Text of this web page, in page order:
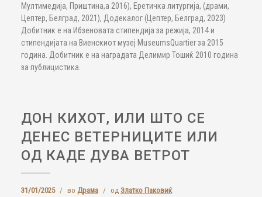
Мултимедија, Приштина,а 2016), Еретичка литургија, (драми,
Цептер, Белград, 2021), Додекалог (Цептер, Белград, 2023)
Добитник е на Ибзеновата стипендија за режија, 2014 и
стипендијата на Виенскиот музеј MuseumsQuartier за 2015
година. Добитник е на наградата Делимир Тошиќ 2010 година
за публицистика.
ДОН КИХОТ, ИЛИ ШТО СЕ
ДЕНЕС ВЕТЕРНИЦИТЕ ИЛИ
ОД КАДЕ ДУВА ВЕТРОТ
31/01/2025 / во Драма / од Златко Паковиќ